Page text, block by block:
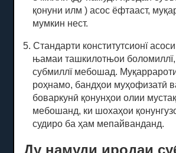
қонуни илм ) асос ёфтааст,
мумкин нест.
5. Стандарти конститутсионї
њамаи ташкилотњои боломиллї,
субмиллї мебошад.
роҳнамо, бандҳои муҳофизатӣ
боваркунӣ қонунҳои олии
мебошанд, ки шохаҳои
судиро ба ҳам мепайванданд.
Ду намуди иродаи